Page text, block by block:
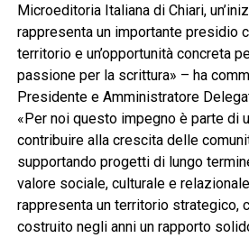
Microeditoria Italiana di Chiari,
rappresenta un importante presidio
territorio e un’opportunità concreta
passione per la scrittura» – ha
Presidente e Amministratore
«Per noi questo impegno è parte di
contribuire alla crescita delle
supportando progetti di lungo
valore sociale, culturale e
rappresenta un territorio strategico,
costruito negli anni un rapporto